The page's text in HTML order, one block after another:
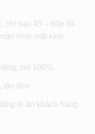
chỉ sau 45 – 60p đã
hình mặt kính
zin 100%.
tận tâm
tri ân khách hàng